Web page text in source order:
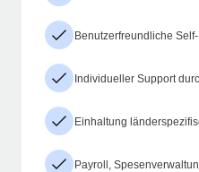
Benutzerfreundliche
Individueller Support
Einhaltung
Payroll,